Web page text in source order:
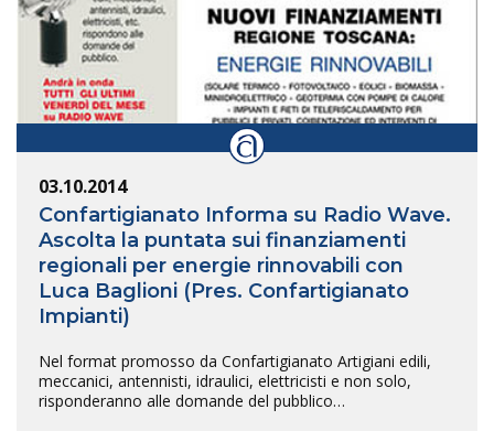
03.10.2014
Confartigianato Informa su Radio Wave.
Ascolta la puntata sui finanziamenti
regionali per energie rinnovabili con
Luca Baglioni (Pres. Confartigianato
Impianti)
Nel format promosso da Confartigianato Artigiani edili,
meccanici, antennisti, idraulici, elettricisti e non solo,
risponderanno alle domande del pubblico…